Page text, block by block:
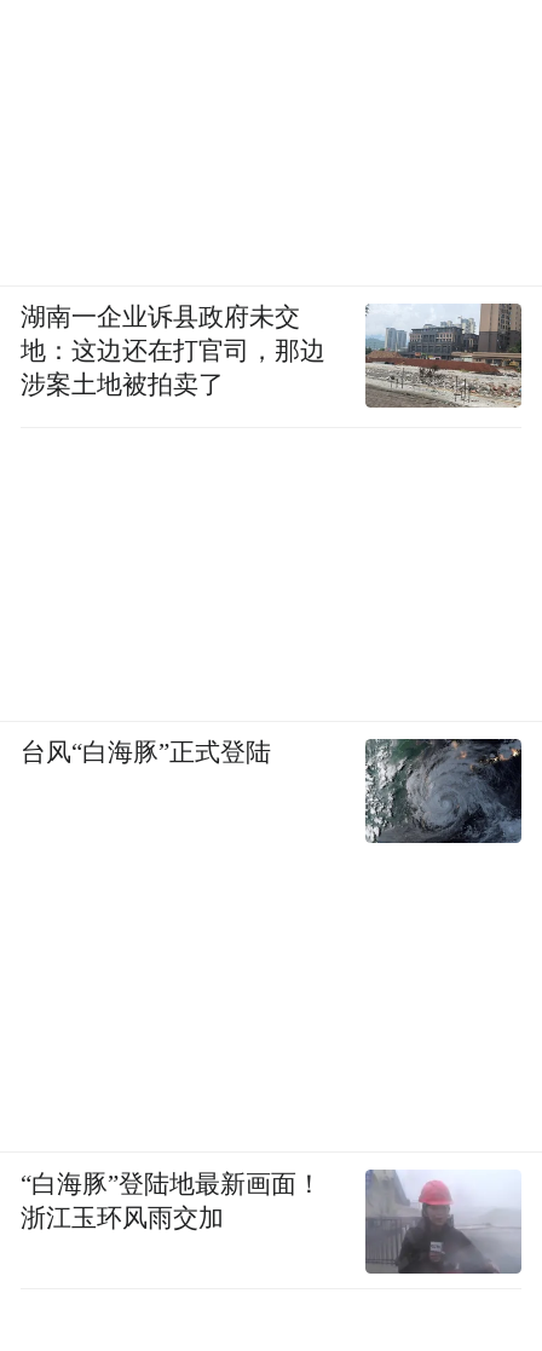
湖南一企业诉县政府未交
地：这边还在打官司，那边
涉案土地被拍卖了
台风“白海豚”正式登陆
“白海豚”登陆地最新画面！
浙江玉环风雨交加